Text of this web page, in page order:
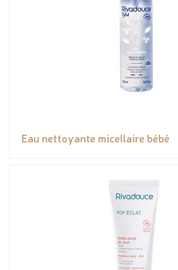
Eau nettoyante micellaire bébé